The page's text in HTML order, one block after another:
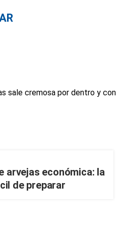
arvejas económica: la
de preparar